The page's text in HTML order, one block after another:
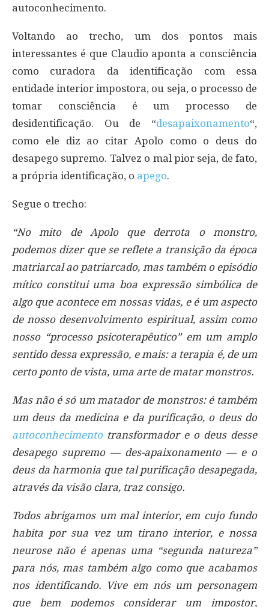
autoconhecimento.
Voltando ao trecho, um dos pontos mais
interessantes é que Claudio aponta a consciência
como curadora da identificação com essa
entidade interior impostora, ou seja, o processo de
tomar consciência é um processo de
desidentificação. Ou de “desapaixonamento“,
como ele diz ao citar Apolo como o deus do
desapego supremo. Talvez o mal pior seja, de fato,
a própria identificação, o apego.
Segue o trecho:
“No mito de Apolo que derrota o monstro,
podemos dizer que se reflete a transição da época
matriarcal ao patriarcado, mas também o episódio
mítico constitui uma boa expressão simbólica de
algo que acontece em nossas vidas, e é um aspecto
de nosso desenvolvimento espiritual, assim como
nosso “processo psicoterapêutico” em um amplo
sentido dessa expressão, e mais: a terapia é, de um
certo ponto de vista, uma arte de matar monstros.
Mas não é só um matador de monstros: é também
um deus da medicina e da purificação, o deus do
autoconhecimento transformador e o deus desse
desapego supremo — des-apaixonamento — e o
deus da harmonia que tal purificação desapegada,
através da visão clara, traz consigo.
Todos abrigamos um mal interior, em cujo fundo
habita por sua vez um tirano interior, e nossa
neurose não é apenas uma “segunda natureza”
para nós, mas também algo como que acabamos
nos identificando. Vive em nós um personagem
que bem podemos considerar um impostor,